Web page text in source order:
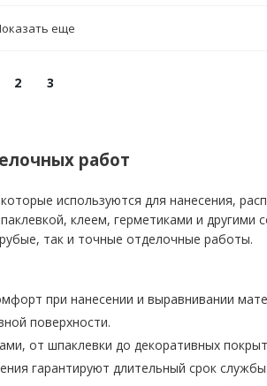
еще
2 3
работ
используются для нанесения,
клеем, герметиками и другими
так и точные отделочные работы.
при нанесении и выравнивании
поверхности.
от шпаклевки до декоративных
гарантируют длительный срок службы.